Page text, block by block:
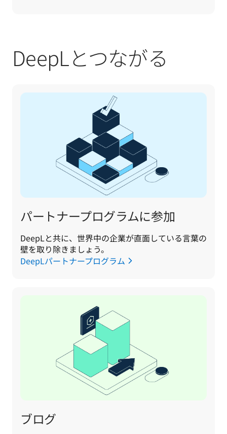
DeepLとつながる
パートナープログラムに参加
DeepLと共に、世界中の企業が直面している言葉の
壁を取り除きましょう。
DeepLパートナープログラム
ブログ